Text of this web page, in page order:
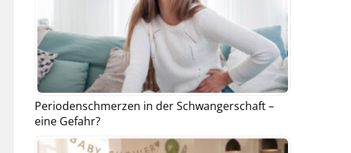
Periodenschmerzen in der Schwangerschaft –
eine Gefahr?